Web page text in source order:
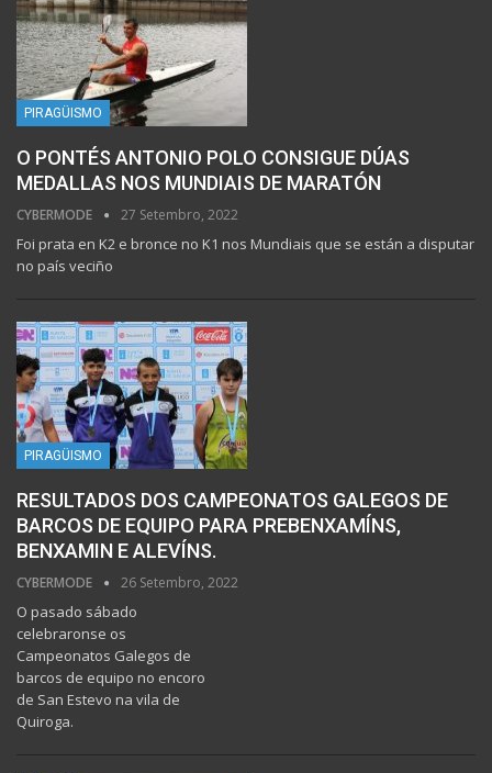
PIRAGÜISMO
O PONTÉS ANTONIO POLO CONSIGUE DÚAS
MEDALLAS NOS MUNDIAIS DE MARATÓN
CYBERMODE 27 Setembro, 2022
Foi prata en K2 e bronce no K1 nos Mundiais que se están a disputar
no país veciño
PIRAGÜISMO
RESULTADOS DOS CAMPEONATOS GALEGOS DE
BARCOS DE EQUIPO PARA PREBENXAMÍNS,
BENXAMIN E ALEVÍNS.
CYBERMODE 26 Setembro, 2022
O pasado sábado
celebraronse os
Campeonatos Galegos de
barcos de equipo no encoro
de San Estevo na vila de
Quiroga.